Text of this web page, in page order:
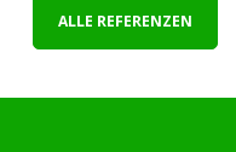
ALLE REFERENZEN